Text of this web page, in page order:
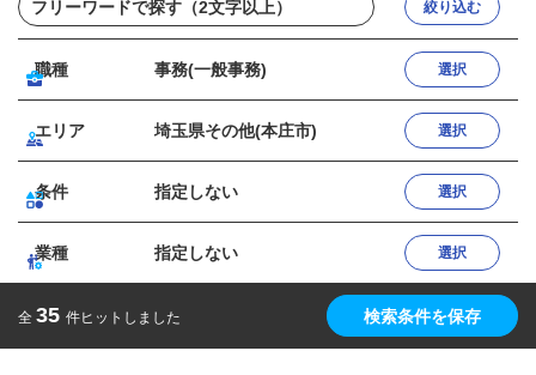
絞り込む
職種 事務(一般事務) 選択
エリア 埼玉県その他(本庄市) 選択
条件 指定しない 選択
業種 指定しない 選択
全 35 件ヒットしました 検索条件を保存